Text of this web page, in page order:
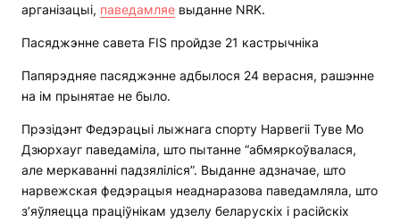
арганізацыі, паведамляе выданне NRK.
Пасяджэнне савета FIS пройдзе 21 кастрычніка
Папярэдняе пасяджэнне адбылося 24 верасня, рашэнне
на ім прынятае не было.
Прэзідэнт Федэрацыі лыжнага спорту Нарвегіі Туве Мо
Дзюрхауг паведаміла, што пытанне “абмяркоўвалася,
але меркаванні падзяліліся”. Выданне адзначае, што
нарвежская федэрацыя неаднаразова паведамляла, што
з’яўляецца праціўнікам удзелу беларускіх і расійскіх